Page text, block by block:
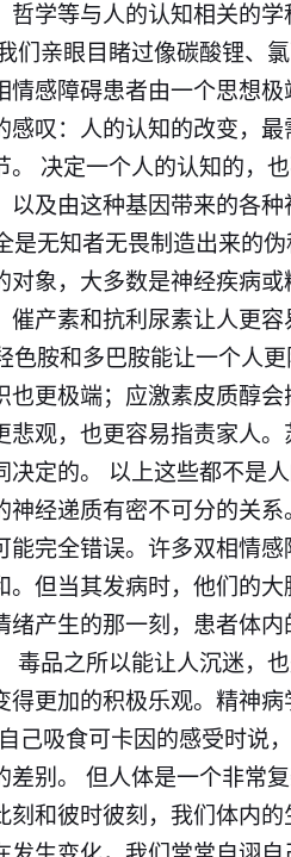
学等与人的认知相关的
们亲眼目睹过像碳酸锂、
感障碍患者由一个思想
叹：人的认知的改变，
决定一个人的认知的，
及由这种基因带来的各种
是无知者无畏制造出来的
象，大多数是神经疾病
产素和抗利尿素让人更
胺和多巴胺能让一个人
更极端；应激素皮质醇
观，也更容易指责家人
定的。 以上这些都不是
经递质有密不可分的关
完全错误。许多双相情感
但当其发病时，他们的
产生的那一刻，患者体内
毒品之所以能让人沉迷，
更加的积极乐观。精神
己吸食可卡因的感受时说
别。 但人体是一个非常
和彼时彼刻，我们体内